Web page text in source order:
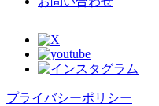
プライバシーポリシー